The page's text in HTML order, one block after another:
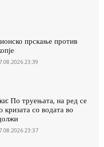
прскање против
23:39
По труењата, на ред се
кризата со водата во
23:37